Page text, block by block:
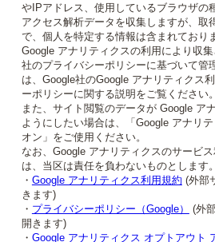
やIPアドレス、使用しているブラウザの
アクセス解析データを収集しますが、取
で、個人を特定する情報は含まれており
Google アナリティクスの利用により収
社のプライバシーポリシーに基づいて管
は、Google社のGoogle アナリティクス
ーポリシーに関する説明をご覧ください。
また、サイト閲覧のデータが Google ア
ようにしたい場合は、「Google アナリ
オン」をご使用ください。
なお、Google アナリティクスのサービ
は、当区は責任を負わないものとします。
・ Google アナリティクス利用規約 (外部
きます)
・ プライバシーポリシー（Google）
(外
開きます)
・ Google アナリティクス オプトアウト